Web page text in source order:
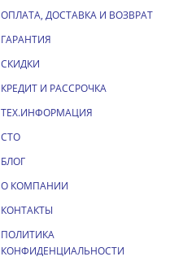
ОПЛАТА, ДОСТАВКА И ВОЗВРАТ
ГАРАНТИЯ
СКИДКИ
КРЕДИТ И РАССРОЧКА
ТЕХ.ИНФОРМАЦИЯ
СТО
БЛОГ
О КОМПАНИИ
КОНТАКТЫ
ПОЛИТИКА
КОНФИДЕНЦИАЛЬНОСТИ